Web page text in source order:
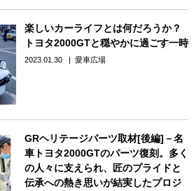
楽しいカーライフとは何だろうか？
トヨタ2000GTと穏やかに過ごす一時
2023.01.30 愛車広場
GRヘリテージパーツ取材[後編]－名
車トヨタ2000GTのパーツ復刻。多く
の人々に支えられ、匠のプライドと
伝承への熱き思いが結実したプロジ